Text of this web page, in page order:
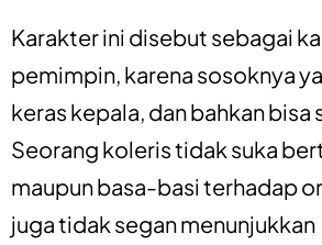
Karakter ini disebut sebagai
pemimpin, karena sosoknya
keras kepala, dan bahkan bisa
Seorang koleris tidak suka
maupun basa-basi terhadap
juga tidak segan menunjukkan